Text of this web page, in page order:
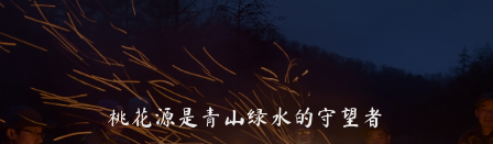
桃花源是青山绿水的守望者